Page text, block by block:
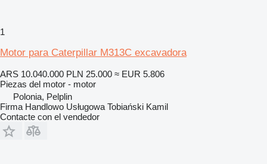
1
Motor para Caterpillar M313C excavadora
ARS 10.040.000 PLN 25.000 ≈ EUR 5.806
Piezas del motor - motor
Polonia, Pelplin
Firma Handlowo Usługowa Tobiański Kamil
Contacte con el vendedor